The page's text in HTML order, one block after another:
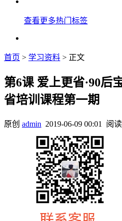
查看更多热门标签
首页 > 学习资料 > 正文
第6课 爱上更省·90后
省培训课程第一期
原创 admin 2019-06-09 00:01 阅